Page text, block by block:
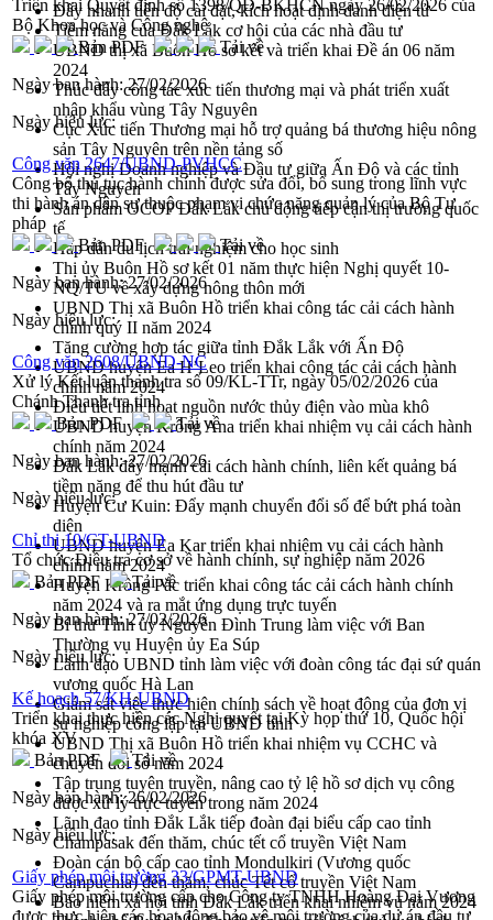
Đẩy nhanh tiến độ cài đặt, kích hoạt định danh điện tử
Tiềm năng của Đắk Lắk cơ hội của các nhà đầu tư
UBND thị xã Buôn Hồ sơ kết và triển khai Đề án 06 năm
2024
Thúc đẩy công tác xúc tiến thương mại và phát triển xuất
nhập khẩu vùng Tây Nguyên
Cục Xúc tiến Thương mại hỗ trợ quảng bá thương hiệu nông
sản Tây Nguyên trên nền tảng số
Hội nghị Doanh nghiệp và Đầu tư giữa Ấn Độ và các tỉnh
Tây Nguyên
Sản phẩm OCOP Đắk Lắk chủ động tiếp cận thị trường quốc
tế
Hấp dẫn du lịch trải nghiệm cho học sinh
Thị ủy Buôn Hồ sơ kết 01 năm thực hiện Nghị quyết 10-
NQ/TU về xây dựng nông thôn mới
UBND Thị xã Buôn Hồ triển khai công tác cải cách hành
chính quý II năm 2024
Tăng cường hợp tác giữa tỉnh Đắk Lắk với Ấn Độ
UBND huyện Ea H’Leo triển khai công tác cải cách hành
chính năm 2024
Điều tiết linh hoạt nguồn nước thủy điện vào mùa khô
UBND huyện Krông Ana triển khai nhiệm vụ cải cách hành
chính năm 2024
Đắk Lắk đẩy mạnh cải cách hành chính, liên kết quảng bá
tiềm năng để thu hút đầu tư
Huyện Cư Kuin: Đẩy mạnh chuyển đổi số để bứt phá toàn
diện
UBND huyện Ea Kar triển khai nhiệm vụ cải cách hành
chính năm 2024
Huyện Krông Pắc triển khai công tác cải cách hành chính
năm 2024 và ra mắt ứng dụng trực tuyến
Bí thư Tỉnh ủy Nguyễn Đình Trung làm việc với Ban
Thường vụ Huyện ủy Ea Súp
Lãnh đạo UBND tỉnh làm việc với đoàn công tác đại sứ quán
vương quốc Hà Lan
Giám sát việc thực hiện chính sách về hoạt động của đơn vị
sự nghiệp công lập tại UBND tỉnh
UBND Thị xã Buôn Hồ triển khai nhiệm vụ CCHC và
chuyển đổi số năm 2024
Tập trung tuyên truyền, nâng cao tỷ lệ hồ sơ dịch vụ công
được xử lý trực tuyến trong năm 2024
Lãnh đạo tỉnh Đắk Lắk tiếp đoàn đại biểu cấp cao tỉnh
Champasak đến thăm, chúc tết cổ truyền Việt Nam
Đoàn cán bộ cấp cao tỉnh Mondulkiri (Vương quốc
Campuchia) đến thăm, chúc Tết cổ truyền Việt Nam
Bảo hiểm xã hội tỉnh Đắk Lắk triển khai nhiệm vụ năm 2024
Triển khai Quyết định số 1398/QĐ-BKHCN ngày 26/02/2026 của
Bộ Khoa học và Công nghệ
Bản PDF
Tải về
Ngày ban hành:27/02/2026
Ngày hiệu lực:
Công văn 2647/UBND-PVHCC
Công bố thủ tục hành chính được sửa đổi, bổ sung trong lĩnh vực
thi hành án dân sự thuộc phạm vi chức năng quản lý của Bộ Tư
pháp
Bản PDF
Tải về
Ngày ban hành:27/02/2026
Ngày hiệu lực:
Công văn 2608/UBND-NC
Xử lý Kết luận thanh tra số 09/KL-TTr, ngày 05/02/2026 của
Chánh Thanh tra tỉnh
Bản PDF
Tải về
Ngày ban hành:27/02/2026
Ngày hiệu lực:
Chỉ thị 10/CT-UBND
Tổ chức Điều tra cơ sở về hành chính, sự nghiệp năm 2026
Bản PDF
Tải về
Ngày ban hành:27/02/2026
Ngày hiệu lực:
Kế hoạch 57/KH-UBND
Triển khai thực hiện các Nghị quyết tại Kỳ họp thứ 10, Quốc hội
khóa XV
Bản PDF
Tải về
Ngày ban hành:26/02/2026
Ngày hiệu lực:
Giấy phép môi trường 33/GPMT-UBND
Giấy phép môi trường cấp cho Công ty TNHH Hoàng Đại Vương